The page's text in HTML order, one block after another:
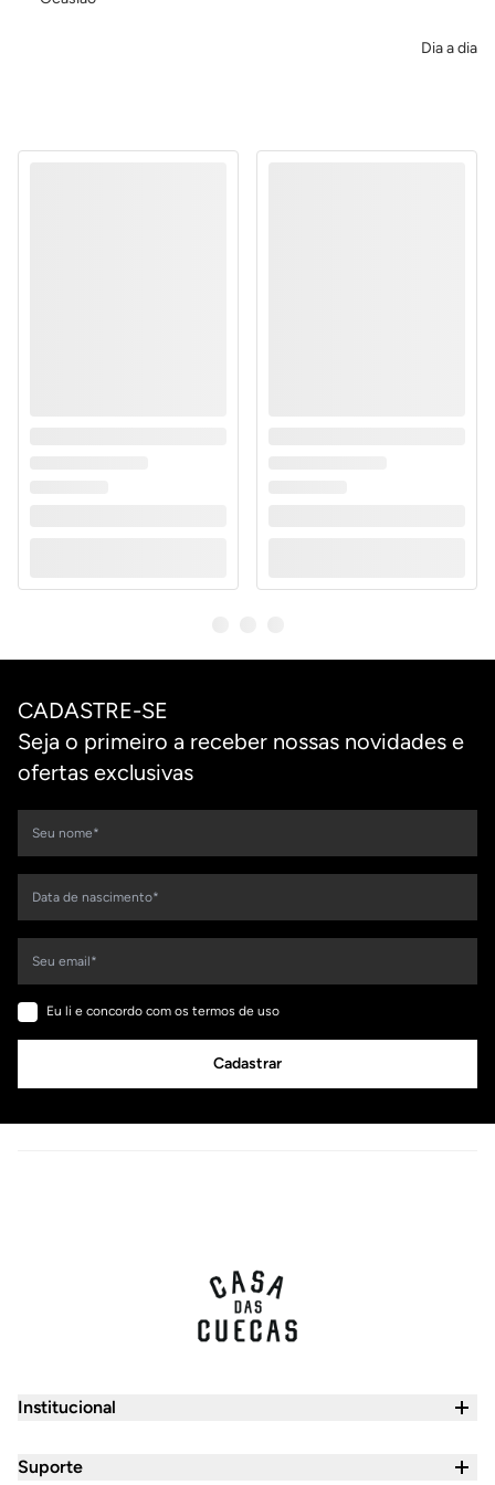
Dia a dia
CADASTRE-SE
Seja o primeiro a receber nossas novidades e
ofertas exclusivas
Eu li e concordo com os termos de uso
Cadastrar
Institucional
Suporte